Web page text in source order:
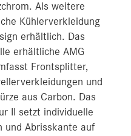
Als weitere
Kühlerverkleidung
erhältlich. Das
erhältliche AMG
Frontsplitter,
und
aus Carbon. Das
II setzt individuelle
und Abrisskante auf